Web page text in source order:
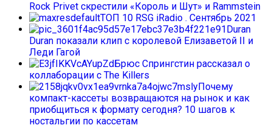
Rock Privet скрестили «Король и Шут» и Rammstein
ТОП 10 RSG iRadio . Сентябрь 2021
Duran
Duran показали клип с королевой Елизаветой II и
Леди Гагой
Брюс Спрингстин рассказал о
коллаборации с The Killers
Почему
компакт-кассеты возвращаются на рынок и как
приобщиться к формату сегодня? 10 шагов к
ностальгии по кассетам